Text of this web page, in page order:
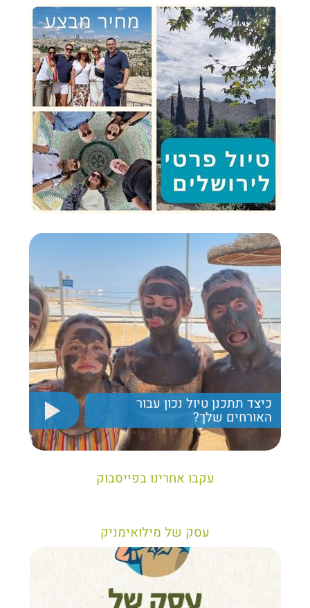
כיצד תתכנן טיול נכון עבור
האורחים שלך?
יריב חן, מציג את הקווים המנחים לבניית טיול נכון עבור
תיירים בישראל
עקבו אחרינו בפייסבוק
עסק של מילואימניק